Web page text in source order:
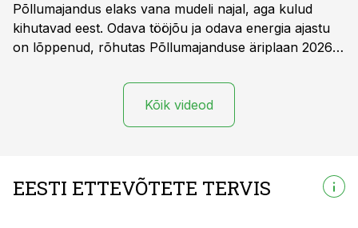
Põllumajandus elaks vana mudeli najal, aga kulud
kihutavad eest. Odava tööjõu ja odava energia ajastu
on lõppenud, rõhutas Põllumajanduse äriplaan 2026
Kõik videod
EESTI ETTEVÕTETE TERVIS